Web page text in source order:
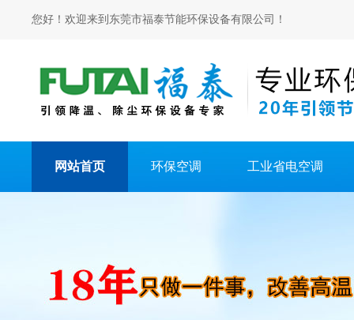
您好！欢迎来到东莞市福泰节能环保设备有限公司！
网站首页 环保空调 工业省电空调